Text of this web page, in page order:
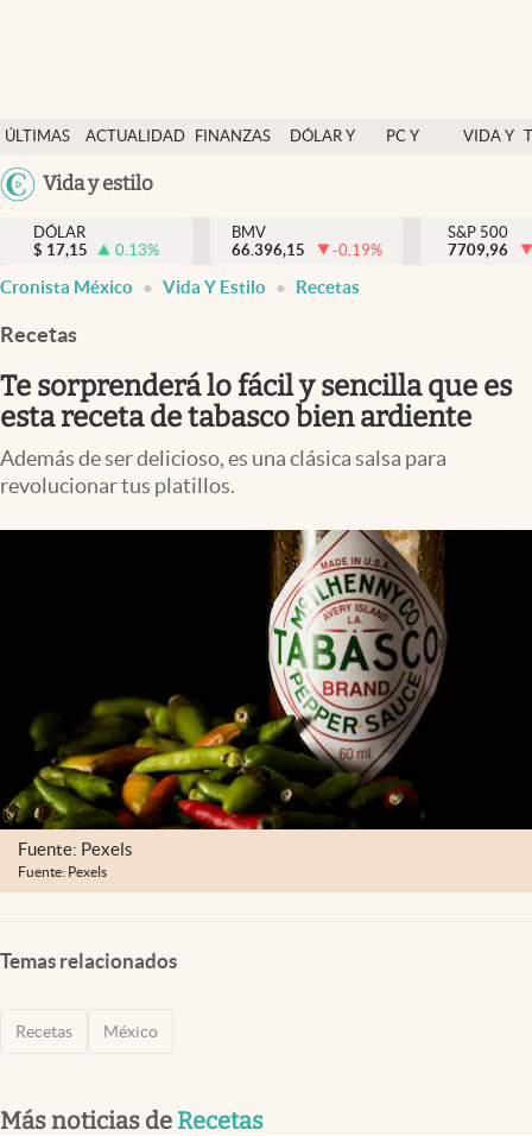
ÚLTIMAS
NOTICIAS
ACTUALIDAD
FINANZAS
DÓLAR Y
PC Y
VIDA Y
México
Vida y estilo
Actualidad
Finanzas y economía
Dólar y mercados
Pc y celular
Vida y estilo
México
DÓLAR
$ 17,15 0.13%
BMV
66.396,15
-0.19%
S&P 500
7709,96
Cronista México Vida Y Estilo Recetas
Recetas
Te sorprenderá lo fácil y sencilla que es
esta receta de tabasco bien ardiente
Además de ser delicioso, es una clásica salsa para
revolucionar tus platillos.
Fuente: Pexels
Fuente: Pexels
Temas relacionados
Recetas México
Más noticias de Recetas